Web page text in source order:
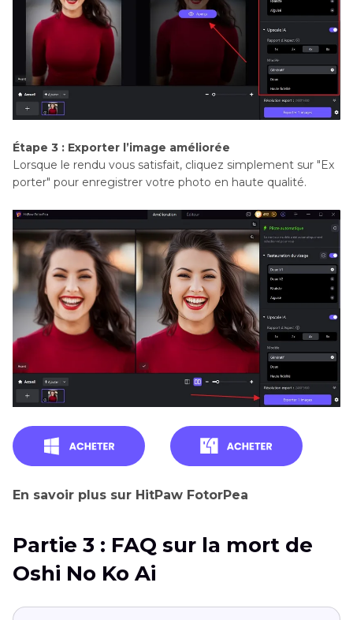
Étape 3 : Exporter l’image améliorée
Lorsque le rendu vous satisfait, cliquez simplement sur "Ex
porter" pour enregistrer votre photo en haute qualité.
En savoir plus sur HitPaw FotorPea
Partie 3 : FAQ sur la mort de
Oshi No Ko Ai